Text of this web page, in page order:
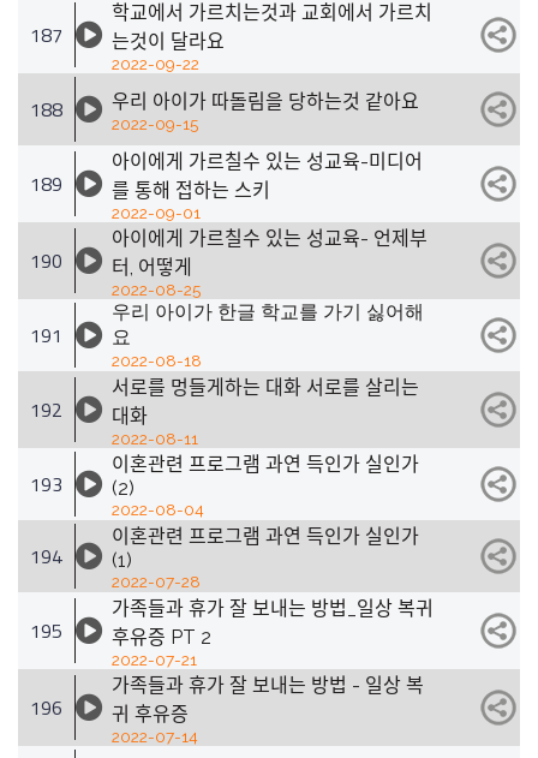
187
학교에서 가르치는것과 교회에서 가르치
는것이 달라요
2022-09-22
188 우리 아이가 따돌림을 당하는것 같아요
2022-09-15
189
아이에게 가르칠수 있는 성교육-미디어
를 통해 접하는 스키
2022-09-01
190
아이에게 가르칠수 있는 성교육- 언제부
터, 어떻게
2022-08-25
191
우리 아이가 한글 학교를 가기 싫어해
요
2022-08-18
192
서로를 멍들게하는 대화 서로를 살리는
대화
2022-08-11
193
이혼관련 프로그램 과연 득인가 실인가
(2)
2022-08-04
194
이혼관련 프로그램 과연 득인가 실인가
(1)
2022-07-28
195
가족들과 휴가 잘 보내는 방법_일상 복귀
후유증 PT 2
2022-07-21
196
가족들과 휴가 잘 보내는 방법 - 일상 복
귀 후유증
2022-07-14